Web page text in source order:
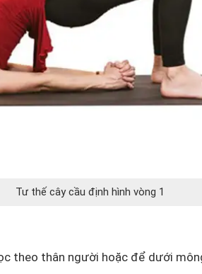
Tư thế cây cầu định hình vòng 1
theo thân người hoặc để dưới